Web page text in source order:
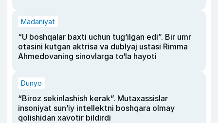
Madaniyat
“U boshqalar baxti uchun tug‘ilgan edi”. Bir umr
otasini kutgan aktrisa va dublyaj ustasi Rimma
Ahmedovaning sinovlarga to‘la hayoti
Dunyo
“Biroz sekinlashish kerak”. Mutaxassislar
insoniyat sun’iy intellektni boshqara olmay
qolishidan xavotir bildirdi